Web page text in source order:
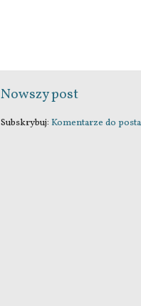
Nowszy post
Subskrybuj: Komentarze do